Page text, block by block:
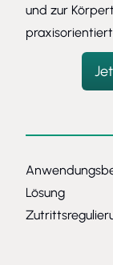
und zur
Lösung